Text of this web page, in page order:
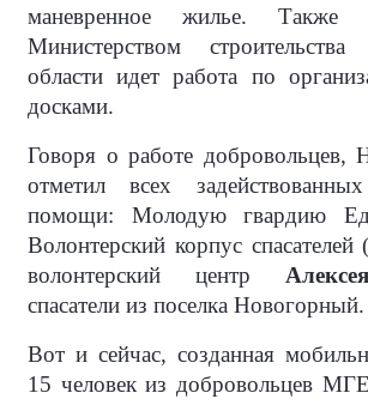
маневренное жилье. Также
Министерством строительства
области идет работа по
досками.
Говоря о работе
отметил всех
помощи: Молодую гвардию
Волонтерский корпус
волонтерский центр
спасатели из поселка Новогорный.
Вот и сейчас, созданная
15 человек из добровольцев